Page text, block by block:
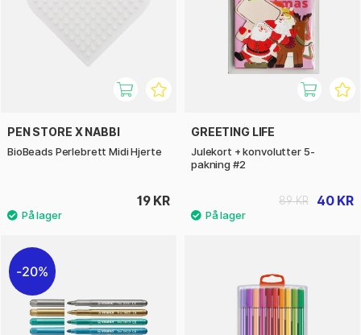
PEN STORE X NABBI
BioBeads Perlebrett Midi Hjerte
19 KR
GREETING LIFE
Julekort + konvolutter 5-
pakning #2
40 KR
89 KR
20%